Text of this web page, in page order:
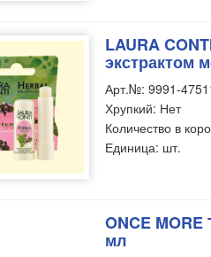
LAURA
экстрактом
Арт.№: 9991-
Хрупкий: Нет
Количество в
Единица: шт.
ONCE
мл